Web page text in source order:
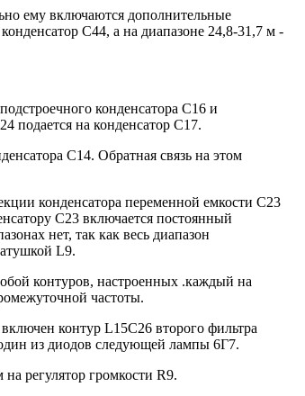
ему включаются дополнительные
С44, а на диапазоне 24,8-31,7 м -
конденсатора C16 и
подается на конденсатор С17.
С14. Обратная связь на этом
конденсатора переменной емкости С23
С23 включается постоянный
нет, так как весь диапазон
L9.
контуров, настроенных .каждый на
частоты.
контур L15С26 второго фильтра
из диодов следующей лампы 6Г7.
регулятор громкости R9.